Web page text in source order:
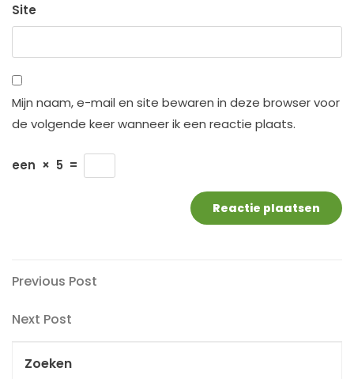
Site
Mijn naam, e-mail en site bewaren in deze browser voor
de volgende keer wanneer ik een reactie plaats.
een × 5 =
Berichtnavigatie
Previous
Previous Post
Next
Next Post
Zoeken